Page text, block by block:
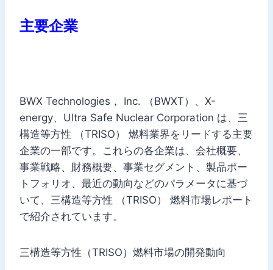
主要企業
BWX Technologies， Inc. （BWXT）、X-
energy、Ultra Safe Nuclear Corporation は、三
構造等方性 （TRISO） 燃料業界をリードする主要
企業の一部です。これらの各企業は、会社概要、
事業戦略、財務概要、事業セグメント、製品ポー
トフォリオ、最近の動向などのパラメータに基づ
いて、三構造等方性 （TRISO） 燃料市場レポート
で紹介されています。
三構造等方性（TRISO）燃料市場の開発動向